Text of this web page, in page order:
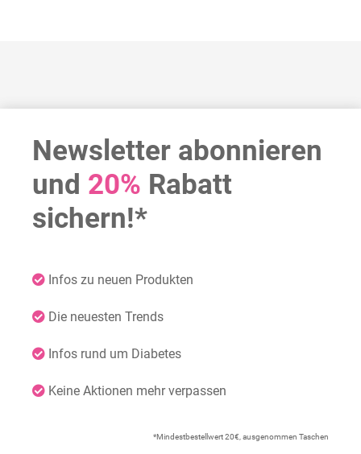
Newsletter abonnieren
und 20% Rabatt
sichern!*
Infos zu neuen Produkten
Die neuesten Trends
Infos rund um Diabetes
Keine Aktionen mehr verpassen
*Mindestbestellwert 20€, ausgenommen Taschen